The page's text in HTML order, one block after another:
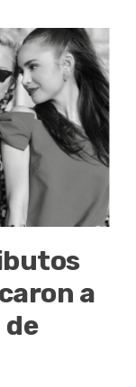
a
de